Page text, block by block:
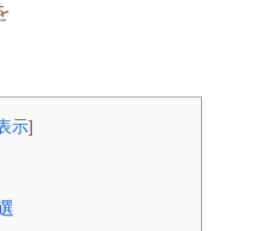
示]